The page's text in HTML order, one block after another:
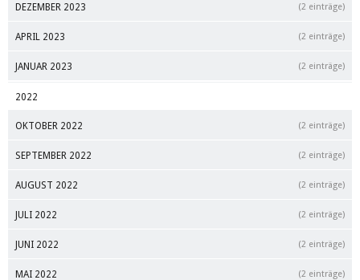
DEZEMBER 2023 (2 einträge)
APRIL 2023 (2 einträge)
JANUAR 2023 (2 einträge)
2022
OKTOBER 2022 (2 einträge)
SEPTEMBER 2022 (2 einträge)
AUGUST 2022 (2 einträge)
JULI 2022 (2 einträge)
JUNI 2022 (2 einträge)
MAI 2022 (2 einträge)